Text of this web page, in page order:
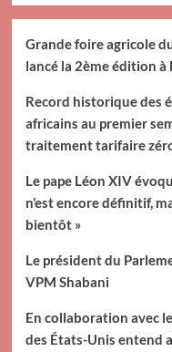
Grande foire agricole
lancé la 2ème édition
Record historique des
africains au premier
traitement tarifaire
Le pape Léon XIV
n’est encore définitif,
bientôt »
Le président du
VPM Shabani
En collaboration avec
des États-Unis entend